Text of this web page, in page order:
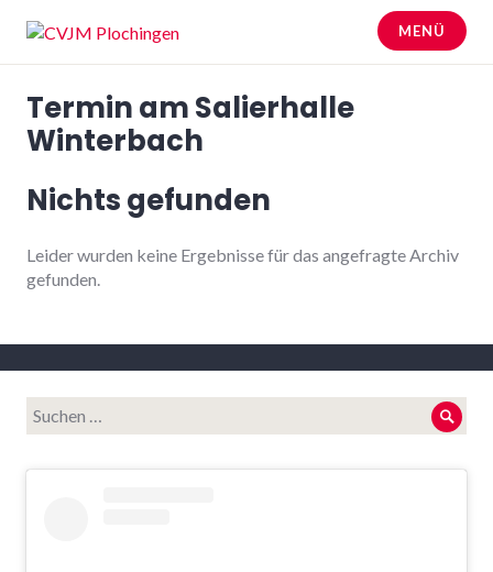
Inhalt
springen
CVJM Plochingen
MENÜ
Termin amSalierhalle
Winterbach
Nichts gefunden
Leider wurden keine Ergebnisse für das angefragte Archiv
gefunden.
Suche
nach: